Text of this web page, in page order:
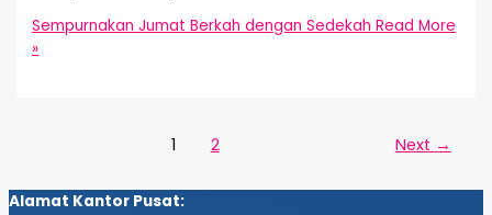
Sempurnakan Jumat Berkah dengan Sedekah Read More
»
1 2 Next →
Alamat Kantor Pusat: